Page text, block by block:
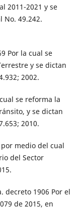
2011-2021 y se
No. 49.242.
Por la cual se
y se dictan
2002.
se reforma la
y se dictan
2010.
medio del cual
del Sector
decreto 1906 Por el
de 2015, en